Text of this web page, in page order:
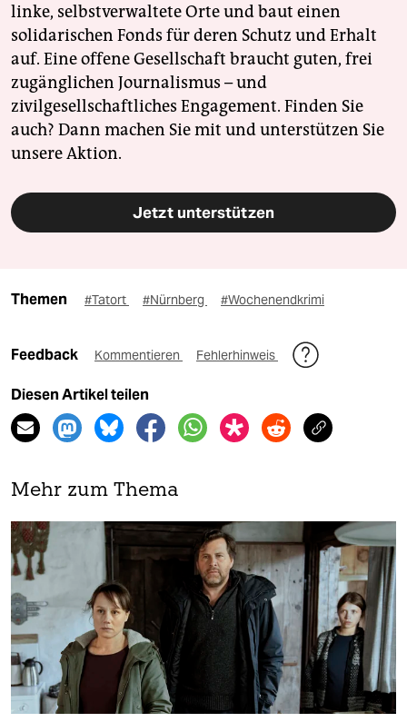
linke, selbstverwaltete Orte und baut einen
solidarischen Fonds für deren Schutz und Erhalt
auf. Eine offene Gesellschaft braucht guten, frei
zugänglichen Journalismus – und
zivilgesellschaftliches Engagement. Finden Sie
auch? Dann machen Sie mit und unterstützen Sie
unsere Aktion.
Jetzt unterstützen
Themen #Tatort #Nürnberg #Wochenendkrimi
Feedback Kommentieren Fehlerhinweis
Diesen Artikel teilen
Mehr zum Thema